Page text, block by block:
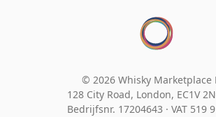
© 2026 Whisky Marketplace
128 City Road, London, EC1V
Bedrijfsnr. 17204643 · VAT 519